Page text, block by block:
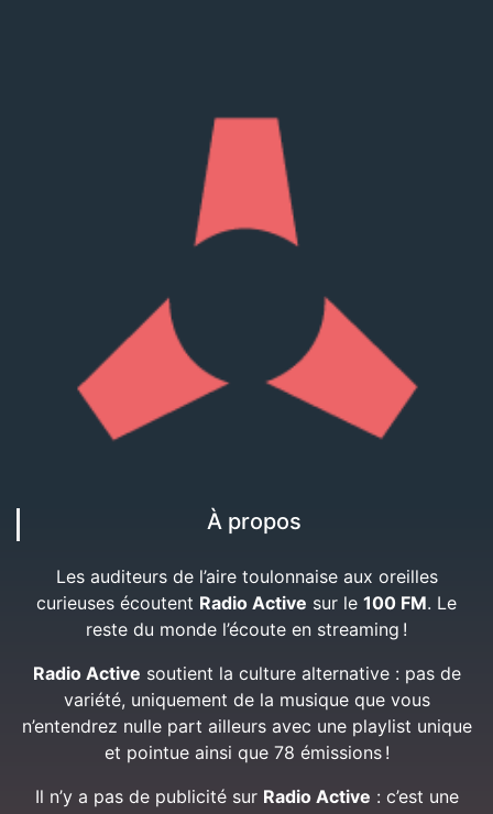
À propos
Les auditeurs de l’aire toulonnaise aux oreilles
curieuses écoutent Radio Active sur le 100 FM. Le
reste du monde l’écoute en streaming !
Radio Active soutient la culture alternative : pas de
variété, uniquement de la musique que vous
n’entendrez nulle part ailleurs avec une playlist unique
et pointue ainsi que 78 émissions !
Il n’y a pas de publicité sur Radio Active : c’est une